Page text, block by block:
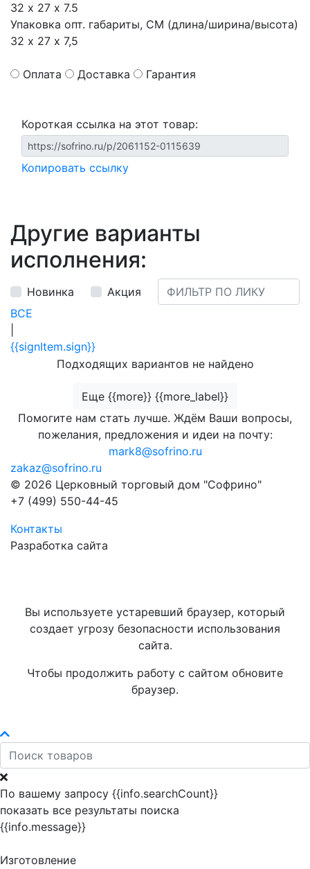
32 х 27 х 7.5
Упаковка опт. габариты, СМ (длина/ширина/высота)
32 х 27 х 7,5
Оплата Доставка Гарантия
Короткая ссылка на этот товар:
Копировать ссылку
Другие варианты
исполнения:
Новинка
Акция
ВСЕ
{{signItem.sign}}
Подходящих вариантов не найдено
Еще {{more}} {{more_label}}
Помогите нам стать лучше. Ждём Ваши вопросы,
пожелания, предложения и идеи на почту:
mark8@sofrino.ru
zakaz@sofrino.ru
© 2026 Церковный торговый дом "Софрино"
+7 (499) 550-44-45
Контакты
Разработка сайта
Вы используете устаревший браузер, который
создает угрозу безопасности использования
сайта.
Чтобы продолжить работу с сайтом обновите
браузер.
По вашему запросу {{info.searchCount}}
показать все результаты поиска
{{info.message}}
Изготовление